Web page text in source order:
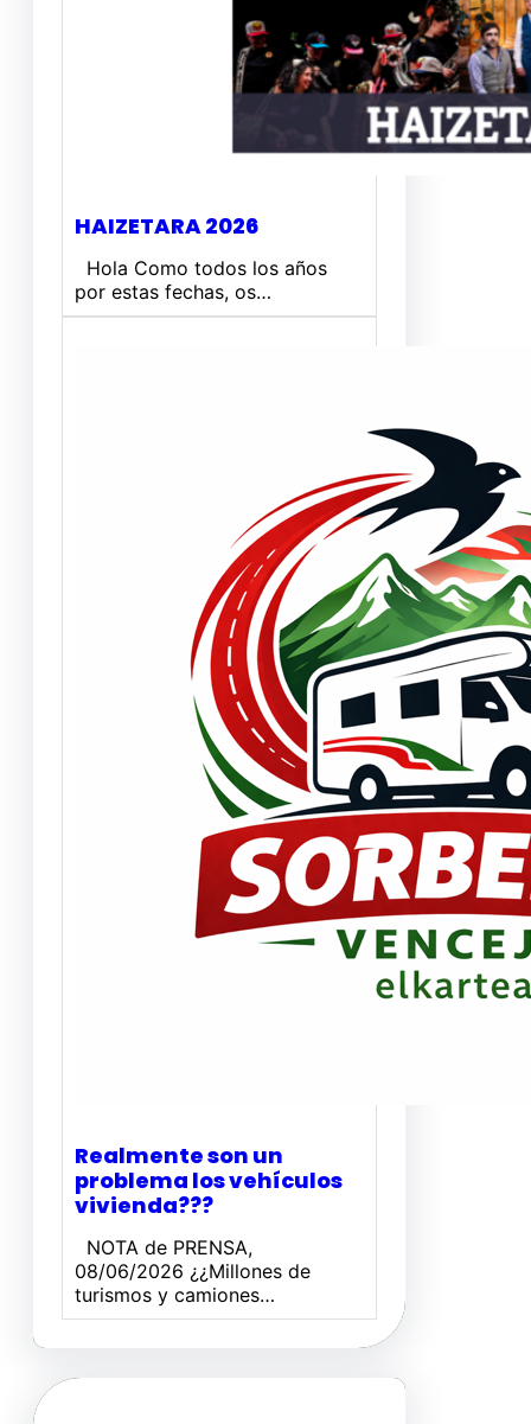
HAIZETARA 2026
Hola Como todos los años
por estas fechas, os…
Realmente son un
problema los vehículos
vivienda???
NOTA de PRENSA,
08/06/2026 ¿¿Millones de
turismos y camiones…